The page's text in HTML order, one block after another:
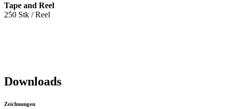
Tape and Reel
250 Stk / Reel
Downloads
Zeichnungen